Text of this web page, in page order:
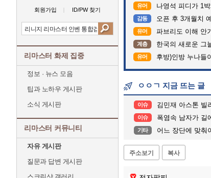
회원가입 ID/PW 찾기
리마스터 화제 집중
정보 · 뉴스 모음
팁과 노하우 게시판
소식 게시판
리마스터 커뮤니티
자유 게시판
질문과 답변 게시판
유머 나영석 피디가 1
감동 오픈 후 3개월치
유머 파브리도 이해 안
계층 한국의 새로운 그
유머 후방)인방 누나들이
ㅇㅇㄱ 지금 뜨는 글
이슈 김민재 아스톤 빌
이슈 폭염속 남자가 길에
기타 어느 장단에 맞춰
주소보기 복사